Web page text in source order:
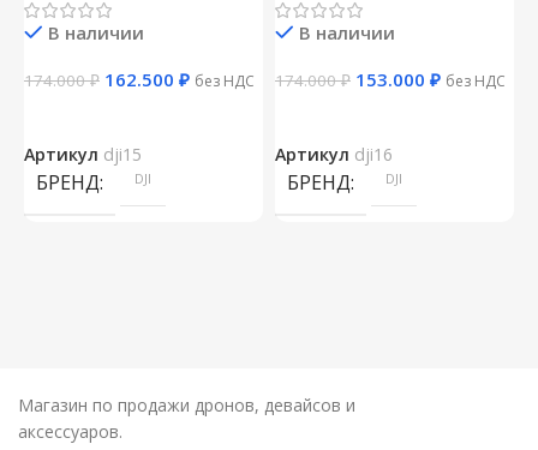
В наличии
174.000₽ 162.500 ₽ без НДС
Артикул dji15
БРЕНД DJI
В наличии
174.000₽ 153.000 ₽ без НДС
Артикул dji16
БРЕНД DJI
Магазин по продажи дронов, девайсов и
аксессуаров.